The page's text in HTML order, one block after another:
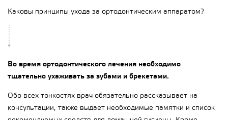
Каковы принципы ухода за ортодонтическим аппаратом?
Во время ортодонтического лечения необходимо
тщательно ухаживать за зубами и брекетами.
Обо всех тонкостях врач обязательно рассказывает на
консультации, также выдает необходимые памятки и список